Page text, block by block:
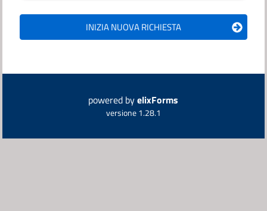
powered byelixForms
versione 1.28.1